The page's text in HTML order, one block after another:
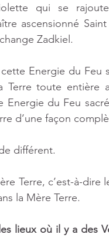
qui se
ascensionné
Zadkiel.
Energie du Feu
Terre toute entière
du Feu
d’une façon
différent.
Terre, c’est-à-dire
la Mère Terre.
lieux où il y a des